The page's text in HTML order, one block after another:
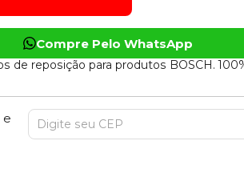
Compre Pelo WhatsApp
de reposição para produtos BOSCH.
e